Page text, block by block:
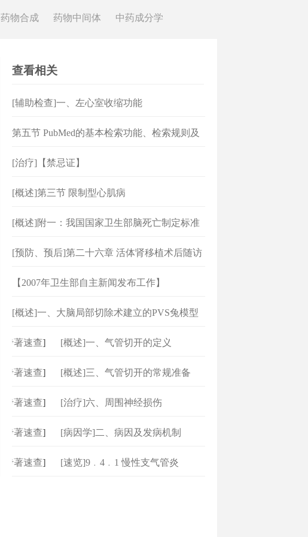
药物合成 药物中间体 中药成分学
查看相关
[辅助检查]一、左心室收缩功能
第五节 PubMed的基本检索功能、检索规则及
[治疗]【禁忌证】
[概述]第三节 限制型心肌病
[概述]附一：我国国家卫生部脑死亡制定标准
[预防、预后]第二十六章 活体肾移植术后随访
【2007年卫生部自主新闻发布工作】
[概述]一、大脑局部切除术建立的PVS兔模型
专著速查] [概述]一、气管切开的定义
专著速查] [概述]三、气管切开的常规准备
专著速查] [治疗]六、周围神经损伤
专著速查] [病因学]二、病因及发病机制
专著速查] [速览]9﹒4﹒1 慢性支气管炎